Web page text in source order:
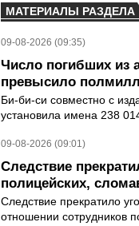
МАТЕРИАЛЫ РАЗДЕЛА
09-08-2026 (09:35)
Число погибших из
превысило
Би-би-си совместно с
установила имена 238
09-08-2026 (09:01)
Следствие
полицейских,
Следствие прекратило
отношении сотрудников